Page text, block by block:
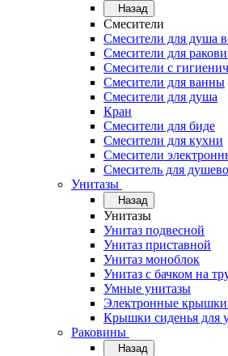
Назад
Смесители
Смесители для душа
Смесители для
Смесители с
Смесители для ванны
Смесители для душа
Кран
Смесители для биде
Смесители для кухни
Смесители
Смеситель для
Унитазы
Назад
Унитазы
Унитаз подвесной
Унитаз приставной
Унитаз моноблок
Унитаз с бачком на
Умные унитазы
Электронные крышки
Крышки сиденья для
Раковины
Назад